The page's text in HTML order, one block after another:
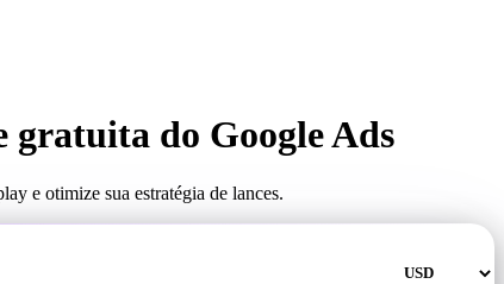
gratuita do Google Ads
e otimize sua estratégia de lances.